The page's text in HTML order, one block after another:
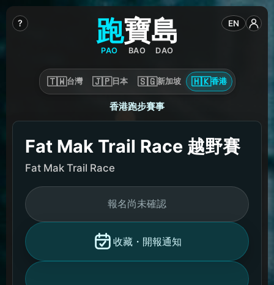
跑
PAO
寶
BAO
島
DAO
? EN
🇹🇼台灣 🇯🇵日本 🇸🇬新加坡 🇭🇰香港
香港跑步賽事
Fat Mak Trail Race 越野賽
Fat Mak Trail Race
報名尚未確認
收藏・開報通知